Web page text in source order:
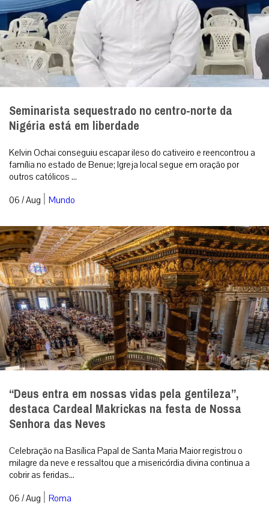
Seminarista sequestrado no centro-norte da
Nigéria está em liberdade
Kelvin Ochai conseguiu escapar ileso do cativeiro e reencontrou a
família no estado de Benue; Igreja local segue em oração por
outros católicos ...
06 / Aug | Mundo
“Deus entra em nossas vidas pela gentileza”,
destaca Cardeal Makrickas na festa de Nossa
Senhora das Neves
Celebração na Basílica Papal de Santa Maria Maior registrou o
milagre da neve e ressaltou que a misericórdia divina continua a
cobrir as feridas...
06 / Aug | Roma